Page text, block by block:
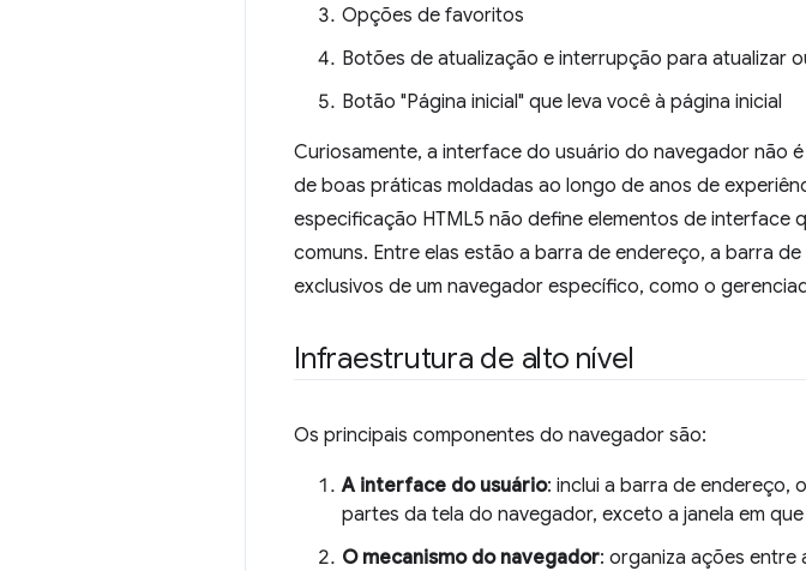
Opções de favoritos
Botões de atualização e interrupção para atualizar
Botão "Página inicial" que leva você à página inicial
Curiosamente, a interface do usuário do navegador não
de boas práticas moldadas ao longo de anos de
especificação HTML5 não define elementos de interface
comuns. Entre elas estão a barra de endereço, a barra
exclusivos de um navegador específico, como o
Infraestrutura de alto nível
Os principais componentes do navegador são:
A interface do usuário: inclui a barra de endereço,
partes da tela do navegador, exceto a janela em
O mecanismo do navegador: organiza ações entre